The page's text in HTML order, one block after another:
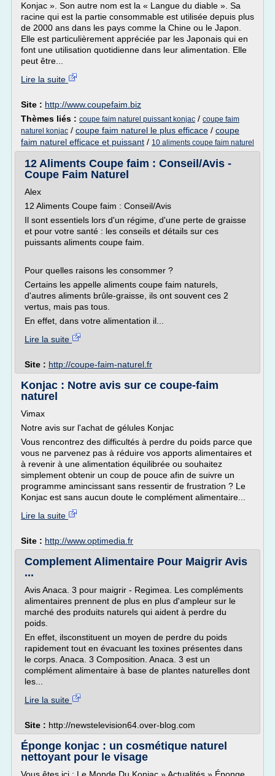
Konjac ». Son autre nom est la « Langue du diable ». Sa
racine qui est la partie consommable est utilisée depuis plus
de 2000 ans dans les pays comme la Chine ou le Japon.
Elle est particulièrement appréciée par les Japonais qui en
font une utilisation quotidienne dans leur alimentation. Elle
peut être...
Lire la suite
Site : http://www.coupefaim.biz
Thèmes liés : coupe faim naturel puissant konjac / coupe faim
naturel konjac / coupe faim naturel le plus efficace / coupe
faim naturel efficace et puissant / 10 aliments coupe faim naturel
12 Aliments Coupe faim : Conseil/Avis -
Coupe Faim Naturel
Alex
12 Aliments Coupe faim : Conseil/Avis
Il sont essentiels lors d'un régime, d'une perte de graisse
et pour votre santé : les conseils et détails sur ces
puissants aliments coupe faim.
Pour quelles raisons les consommer ?
Certains les appelle aliments coupe faim naturels,
d'autres aliments brûle-graisse, ils ont souvent ces 2
vertus, mais pas tous.
En effet, dans votre alimentation il...
Lire la suite
Site : http://coupe-faim-naturel.fr
Konjac : Notre avis sur ce coupe-faim
naturel
Vimax
Notre avis sur l'achat de gélules Konjac
Vous rencontrez des difficultés à perdre du poids parce que
vous ne parvenez pas à réduire vos apports alimentaires et
à revenir à une alimentation équilibrée ou souhaitez
simplement obtenir un coup de pouce afin de suivre un
programme amincissant sans ressentir de frustration ? Le
Konjac est sans aucun doute le complément alimentaire...
Lire la suite
Site : http://www.optimedia.fr
Complement Alimentaire Pour Maigrir Avis
...
Avis Anaca. 3 pour maigrir - Regimea. Les compléments
alimentaires prennent de plus en plus d'ampleur sur le
marché des produits naturels qui aident à perdre du
poids.
En effet, ilsconstituent un moyen de perdre du poids
rapidement tout en évacuant les toxines présentes dans
le corps. Anaca. 3 Composition. Anaca. 3 est un
complément alimentaire à base de plantes naturelles dont
les...
Lire la suite
Site : http://newstelevision64.over-blog.com
Éponge konjac : un cosmétique naturel
nettoyant pour le visage